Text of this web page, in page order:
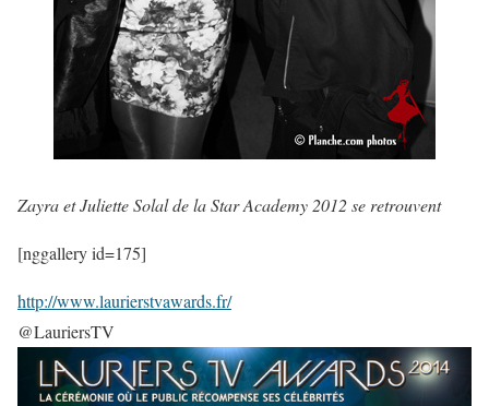
Zayra et Juliette Solal de la Star Academy 2012 se retrouvent
[nggallery id=175]
http://www.laurierstvawards.fr/
@LauriersTV